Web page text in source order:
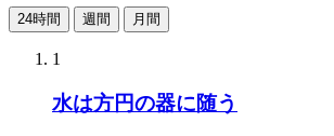
24時間 週間 月間
1
水は方円の器に随う